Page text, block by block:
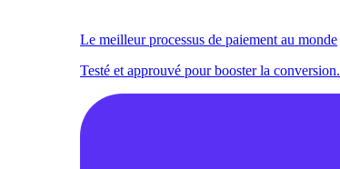
Le meilleur processus de paiement au monde
Testé et approuvé pour booster la conversion.